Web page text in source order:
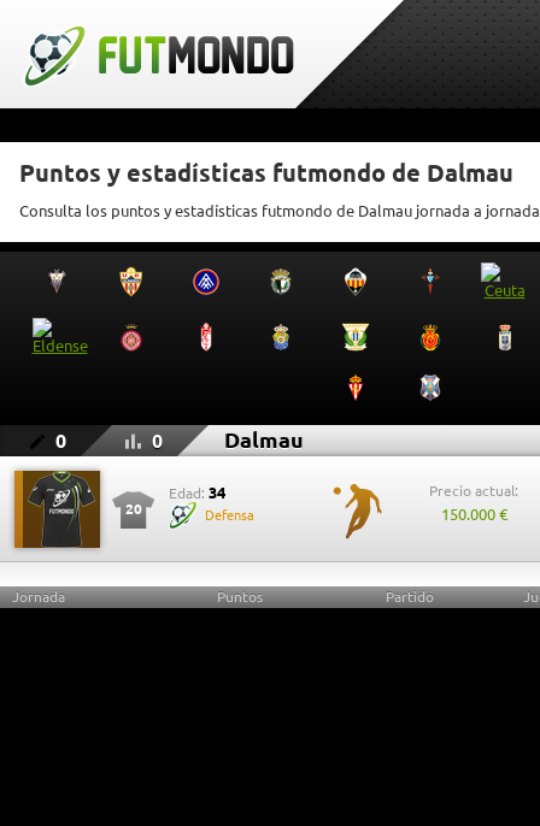
Puntos y estadísticas futmondo de Dalmau
Consulta los puntos y estadísticas futmondo de Dalmau jornada a jornada
0 0 Dalmau
20
Edad: 34
Defensa
Precio actual:
150.000 €
Jornada Puntos Partido